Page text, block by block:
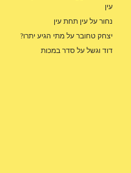
עין
נחור על עין תחת עין
יצחק טחובר על מתי הגיע יתרו?
דוד וגשל על סדר במכות